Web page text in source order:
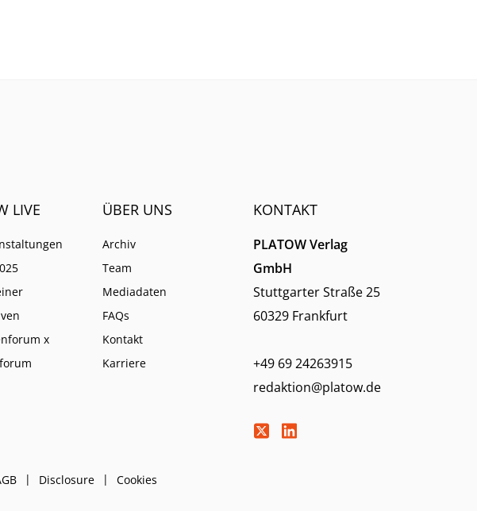
LIVE
x
ÜBER UNS
Archiv
Team
Mediadaten
FAQs
Kontakt
Karriere
KONTAKT
PLATOW Verlag
GmbH
Stuttgarter Straße 25
60329 Frankfurt
+49 69 24263915
redaktion@platow.de
Disclosure Cookies